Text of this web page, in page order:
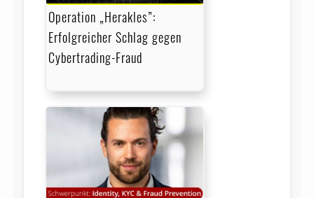
Operation „Herakles”:
Erfolgreicher Schlag gegen
Cybertrading-Fraud